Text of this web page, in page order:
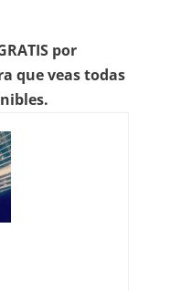
por
que veas todas